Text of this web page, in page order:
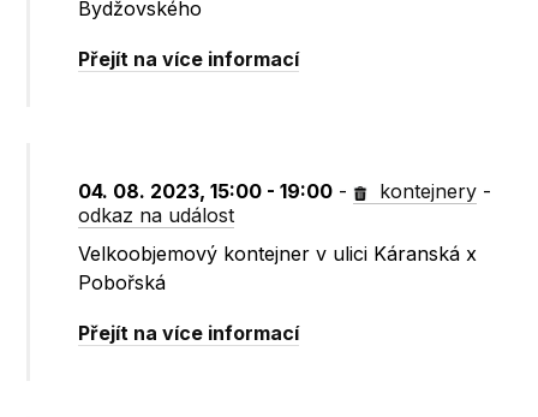
Bydžovského
Přejít na více informací
04. 08. 2023, 15:00 - 19:00 - kontejnery -
odkaz na událost
Velkoobjemový kontejner v ulici Káranská x
Pobořská
Přejít na více informací